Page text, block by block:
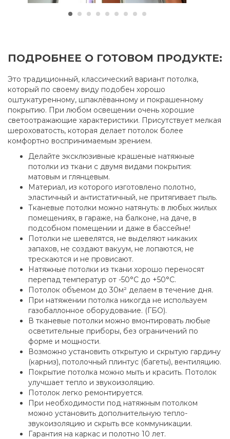
ПОДРОБНЕЕ О ГОТОВОМ ПРОДУКТЕ:
Это традиционный, классический вариант потолка,
который по своему виду подобен хорошо
оштукатуренному, шпаклёванному и покрашенному
покрытию. При любом освещении очень хорошие
светоотражающие характеристики. Присутствует мелкая
шероховатость, которая делает потолок более
комфортно воспринимаемым зрением.
Делайте эксклюзивные крашеные натяжные
потолки из ткани с двумя видами покрытия:
матовым и глянцевым.
Материал, из которого изготовлено полотно,
эластичный и антистатичный, не притягивает пыль.
Тканевые потолки можно натянуть: в любых жилых
помещениях, в гараже, на балконе, на даче, в
подсобном помещении и даже в бассейне!
Потолки не шевелятся, не выделяют никаких
запахов, не создают вакуум, не лопаются, не
трескаются и не провисают.
Натяжные потолки из ткани хорошо переносят
перепад температур от -50°С до +50°С.
Потолок объемом до 30м² делаем в течение дня.
При натяжении потолка никогда не используем
газобаллонное оборудование. (ГБО).
В тканевые потолки можно вмонтировать любые
осветительные приборы, без ограничений по
форме и мощности.
Возможно установить открытую и скрытую гардину
(карниз), потолочный плинтус (багеты), вентиляцию.
Покрытие потолка можно мыть и красить. Потолок
улучшает тепло и звукоизоляцию.
Потолок легко ремонтируется.
При необходимости под натяжным потолком
можно установить дополнительную тепло-
звукоизоляцию и скрыть все коммуникации.
Гарантия на каркас и полотно 10 лет.